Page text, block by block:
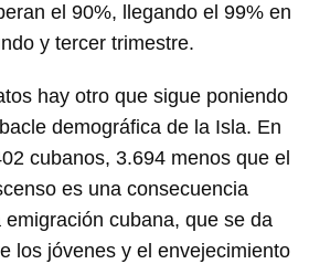
el 90%, llegando el 99% en
y tercer trimestre.
hay otro que sigue poniendo
demográfica de la Isla. En
cubanos, 3.694 menos que el
es una consecuencia
emigración cubana, que se da
los jóvenes y el envejecimiento